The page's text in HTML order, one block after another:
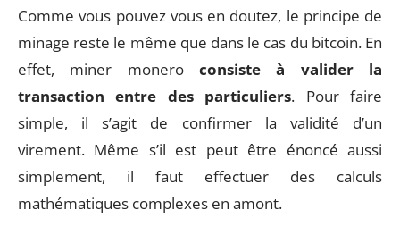
Comme vous pouvez vous en doutez, le principe de
minage reste le même que dans le cas du bitcoin. En
effet, miner monero consiste à valider la
transaction entre des particuliers. Pour faire
simple, il s’agit de confirmer la validité d’un
virement. Même s’il est peut être énoncé aussi
simplement, il faut effectuer des calculs
mathématiques complexes en amont.